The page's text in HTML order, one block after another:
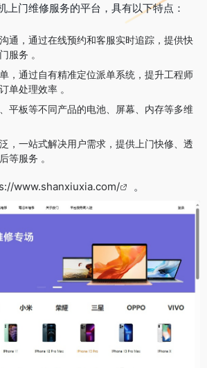
上门维修服务的平台，具有以下特点：
通，通过在线预约和客服实时追踪，提供快
服务 。
，通过自有精准定位派单系统，提升工程师
单处理效率 。
平板等不同产品的电池、屏幕、内存等多维
，一站式解决用户需求，提供上门快修、透
等服务 。
www.shanxiuxia.com/ 。